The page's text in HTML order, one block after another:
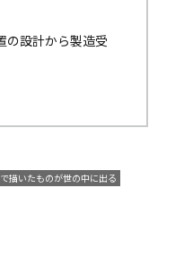
の設計から製造受
描いたものが世の中に出る